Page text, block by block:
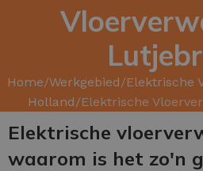
Home Werkgebied Elektrische
Holland Elektrische
Elektrische
waarom is het zo'n